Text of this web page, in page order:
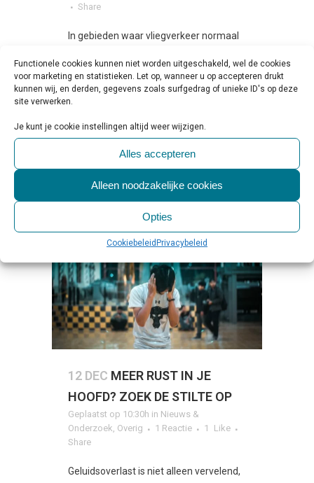
Functionele cookies kunnen niet worden uitgeschakeld, wel de cookies
voor marketing en statistieken. Let op, wanneer u op accepteren drukt
kunnen wij, en derden, gegevens zoals surfgedrag of unieke ID's op deze
site verwerken.
Je kunt je cookie instellingen altijd weer wijzigen.
Alles accepteren
Alleen noodzakelijke cookies
Opties
Cookiebeleid Privacybeleid
Share
In gebieden waar vliegverkeer normaal
huizen raast, zal de stilte van de
afgelopen weken voor veel mensen een
12 DEC MEER RUST IN JE
HOOFD? ZOEK DE STILTE OP
Geplaatst op 10:30h in Nieuws &
Onderzoek, Overig 1 Reactie 1
Like
Share
Geluidsoverlast is niet alleen vervelend,